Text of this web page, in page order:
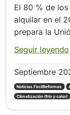
El 80 % de
alquilar en el
prepara la
Seguir leyendo
Septiembre
Noticias FácilReformas
Climatización (frío y calor)